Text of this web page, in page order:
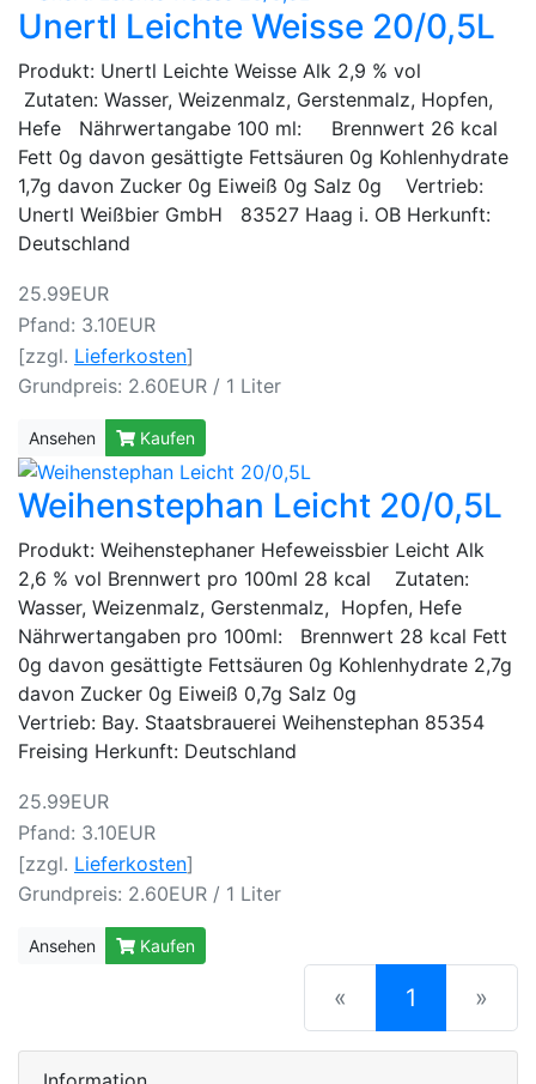
Unertl Leichte Weisse 20/0,5L
Produkt: Unertl Leichte Weisse Alk 2,9 % vol
Zutaten: Wasser, Weizenmalz, Gerstenmalz, Hopfen,
Hefe Nährwertangabe 100 ml: Brennwert 26 kcal
Fett 0g davon gesättigte Fettsäuren 0g Kohlenhydrate
1,7g davon Zucker 0g Eiweiß 0g Salz 0g Vertrieb:
Unertl Weißbier GmbH 83527 Haag i. OB Herkunft:
Deutschland
25.99EUR
Pfand: 3.10EUR
[zzgl. Lieferkosten]
Grundpreis: 2.60EUR / 1 Liter
Ansehen Kaufen
Weihenstephan Leicht 20/0,5L
Produkt: Weihenstephaner Hefeweissbier Leicht Alk
2,6 % vol Brennwert pro 100ml 28 kcal Zutaten:
Wasser, Weizenmalz, Gerstenmalz, Hopfen, Hefe
Nährwertangaben pro 100ml: Brennwert 28 kcal Fett
0g davon gesättigte Fettsäuren 0g Kohlenhydrate 2,7g
davon Zucker 0g Eiweiß 0,7g Salz 0g
Vertrieb: Bay. Staatsbrauerei Weihenstephan 85354
Freising Herkunft: Deutschland
25.99EUR
Pfand: 3.10EUR
[zzgl. Lieferkosten]
Grundpreis: 2.60EUR / 1 Liter
Ansehen Kaufen
« 1 (current)
»